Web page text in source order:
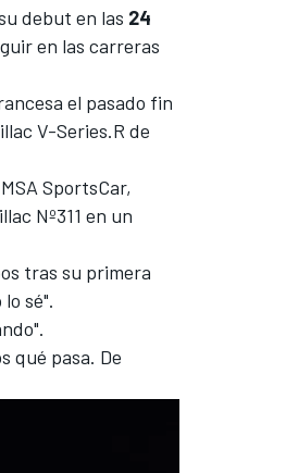
debut en las 24
en las carreras
el pasado fin
V-Series.R de
SportsCar,
Nº311 en un
tras su primera
sé".
qué pasa. De